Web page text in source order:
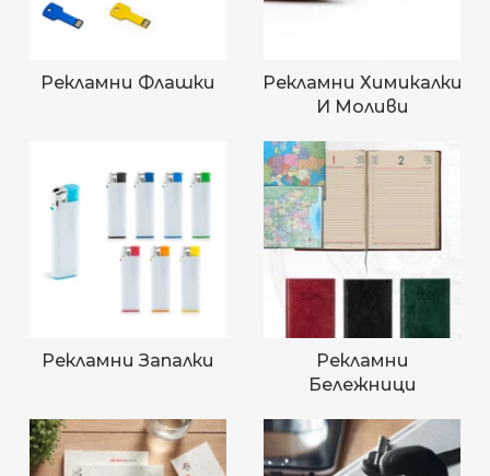
Рекламни Флашки
Рекламни Химикалки
И Моливи
Рекламни Запалки
Рекламни
Бележници